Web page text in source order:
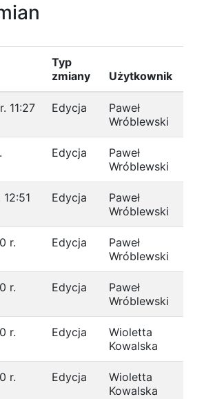
Typ
zmiany
Użytkownik
11:27 Edycja
Paweł
Wróblewski
Edycja
Paweł
Wróblewski
Edycja
Paweł
Wróblewski
r.
Edycja
Paweł
Wróblewski
r.
Edycja
Paweł
Wróblewski
r.
Edycja
Wioletta
Kowalska
r.
Edycja
Wioletta
Kowalska